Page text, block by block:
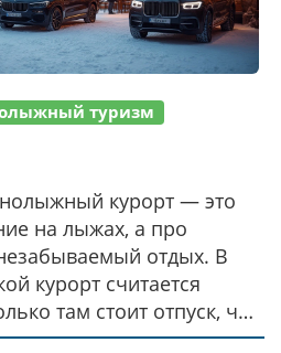
туризм
курорт — это
на лыжах, а про
отдых. В
курорт считается
там стоит отпуск, что
почему туда так